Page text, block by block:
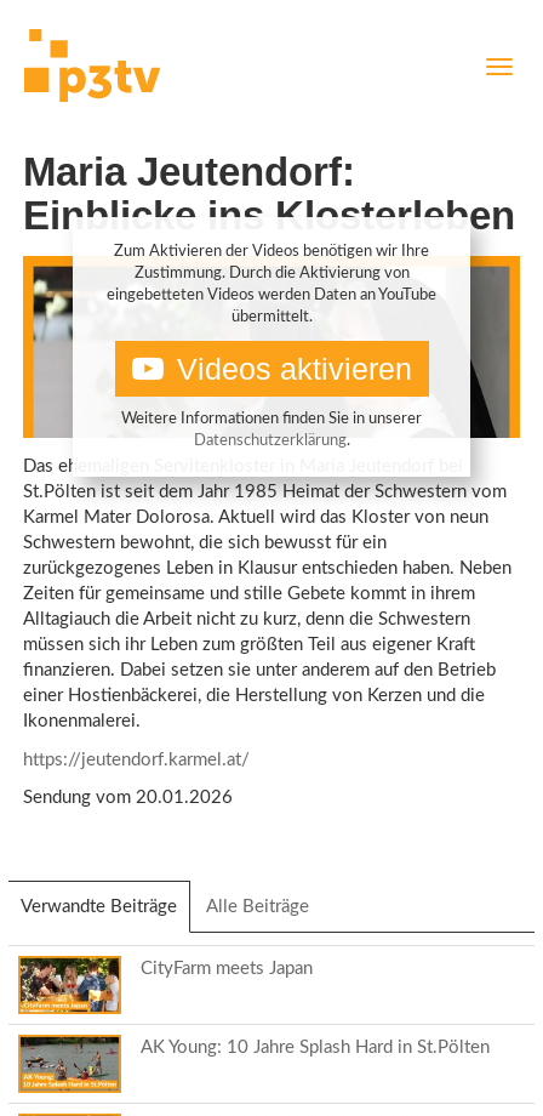
Maria Jeutendorf:
Einblicke ins Klosterleben
Zum Aktivieren der Videos benötigen wir Ihre
Zustimmung. Durch die Aktivierung von
eingebetteten Videos werden Daten an YouTube
übermittelt.
Videos aktivieren
Weitere Informationen finden Sie in unserer
Datenschutzerklärung.
Das ehemaligen Servitenkloster in Maria Jeutendorf bei
St.Pölten ist seit dem Jahr 1985 Heimat der Schwestern vom
Karmel Mater Dolorosa. Aktuell wird das Kloster von neun
Schwestern bewohnt, die sich bewusst für ein
zurückgezogenes Leben in Klausur entschieden haben. Neben
Zeiten für gemeinsame und stille Gebete kommt in ihrem
Alltagiauch die Arbeit nicht zu kurz, denn die Schwestern
müssen sich ihr Leben zum größten Teil aus eigener Kraft
finanzieren. Dabei setzen sie unter anderem auf den Betrieb
einer Hostienbäckerei, die Herstellung von Kerzen und die
Ikonenmalerei.
https://jeutendorf.karmel.at/
Sendung vom 20.01.2026
Verwandte Beiträge (aktiver
Reiter)
Alle Beiträge
CityFarm meets Japan
AK Young: 10 Jahre Splash Hard in St.Pölten